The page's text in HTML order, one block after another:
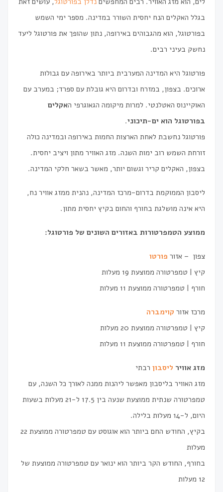
בגלל האקלים הנח יחסית השורר במדינה. מספר ימי השמש
בפורטוגל, הוא מהגבוהים באירופה, נתון שהופך את פורטוגל ליעד
נחשק בעיני רבים.
פורטוגל היא המדינה המערבית ביותר באירופה עם גבולות
ארוכים. בצפון, במזרח ובדרום היא גובלת עם ספרד; במערב עם
האוקיינוס האטלנטי. למרות מיקומה הגאוגרפי האקלים
בפורטוגל הוא ים-תיכוני.
פורטוגל נחשבת לאחת הארצות החמות באירופה ובמדינה כולה
זורחת השמש רוב ימות השנה. מזג האוויר מתון ויציב יחסית.
בצפון, האקלים קריר וגשום יותר, מאשר בשאר חלקי המדינה.
ליסבון הממוקמת בדרום-מרכז המדינה, נהנית ממזג אוויר נח,
היא אינה מושלגת בחורף והחום בקיץ יחסית מתון.
ממוצע הטמפרטורות באזורים השונים של פורטוגל:
צפון – אזור פורטו
קיץ ׀ טמפרטורה ממוצעת 19 מעלות
חורף ׀ טמפרטורה ממוצעת 11 מעלות
מרכז אזור קוימברה
קיץ ׀ טמפרטורה ממוצעת 20 מעלות
חורף ׀ טמפרטורה ממוצעת 11 מעלות
מזג אוויר ליסבון רבתי
מזג האוויר בליסבון מאפשר ליהנות ממנה לאורך כל השנה, עם
טמפרטורה שנתית ממוצעת שנעה בין 17.5 ל-21 מעלות בשעות
היום, ל-14 מעלות בלילה.
בקיץ, החודש החם ביותר הוא אוגוסט עם טמפרטורה ממוצעת 22
מעלות
בחורף, החודש הקר ביותר הוא ינואר עם טמפרטורה ממוצעת של
12 מעלות